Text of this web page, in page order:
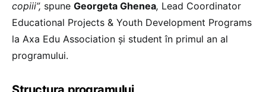
copiii”, spune Georgeta Ghenea, Lead Coordinator
Educational Projects & Youth Development Programs
la Axa Edu Association și student în primul an al
programului.